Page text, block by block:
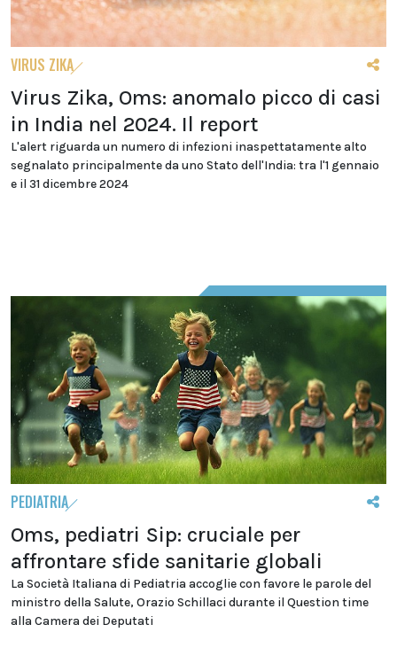
VIRUS ZIKA
Virus Zika, Oms: anomalo picco di casi
in India nel 2024. Il report
L'alert riguarda un numero di infezioni inaspettatamente alto
segnalato principalmente da uno Stato dell'India: tra l'1 gennaio
e il 31 dicembre 2024
PEDIATRIA
Oms, pediatri Sip: cruciale per
affrontare sfide sanitarie globali
La Società Italiana di Pediatria accoglie con favore le parole del
ministro della Salute, Orazio Schillaci durante il Question time
alla Camera dei Deputati